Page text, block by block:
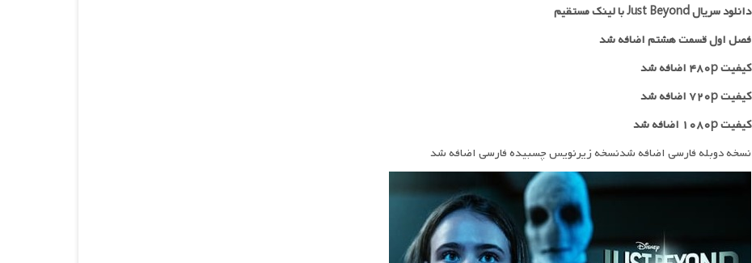
دانلود سریال Just Beyond با لینک مستقیم
فصل اول قسمت هشتم اضافه شد
کیفیت ۴۸۰p اضافه شد
کیفیت ۷۲۰p
اضافه شد
کیفیت ۱۰۸۰p اضافه شد
نسخه دوبله فارسی اضافه شدنسخه زیرنویس چسبیده فارسی اضافه شد